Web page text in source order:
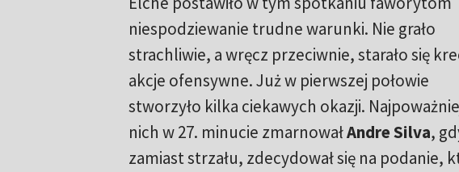
niespodziewanie trudne warunki. Nie grało
strachliwie, a wręcz przeciwnie, starało się
akcje ofensywne. Już w pierwszej połowie
stworzyło kilka ciekawych okazji.
nich w 27. minucie zmarnowałAndre Silva,
zamiast strzału, zdecydował się na podanie,